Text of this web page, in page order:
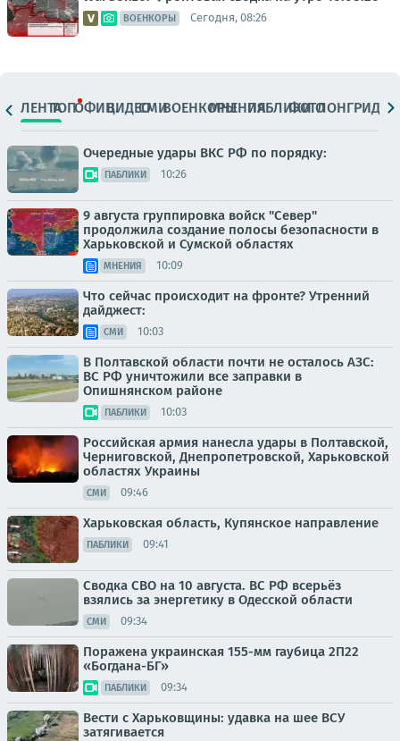
ВОЕНКОРЫ Сегодня, 08:26
ЛЕНТАТОПОФИЦ.ВИДЕОСМИВОЕНКОРЫМНЕНИЯПАБЛИКИ
ФОТОЛОНГРИДЫ
Очередные удары ВКС РФ по порядку:
ПАБЛИКИ 10:26
9 августа группировка войск "Север"
продолжила создание полосы безопасности в
Харьковской и Сумской областях
МНЕНИЯ 10:09
Что сейчас происходит на фронте? Утренний
дайджест:
СМИ 10:03
В Полтавской области почти не осталось АЗС:
ВС РФ уничтожили все заправки в
Опишнянском районе
ПАБЛИКИ 10:03
Российская армия нанесла удары в Полтавской,
Черниговской, Днепропетровской, Харьковской
областях Украины
СМИ 09:46
Харьковская область, Купянское направление
ПАБЛИКИ 09:41
Сводка СВО на 10 августа. ВС РФ всерьёз
взялись за энергетику в Одесской области
СМИ 09:34
Поражена украинская 155-мм гаубица 2П22
«Богдана-БГ»
ПАБЛИКИ 09:34
Вести с Харьковщины: удавка на шее ВСУ
затягивается